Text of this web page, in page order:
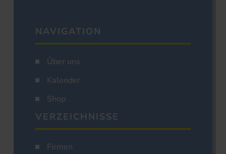
NAVIGATION
Über uns
Kalender
Shop
VERZEICHNISSE
Firmen